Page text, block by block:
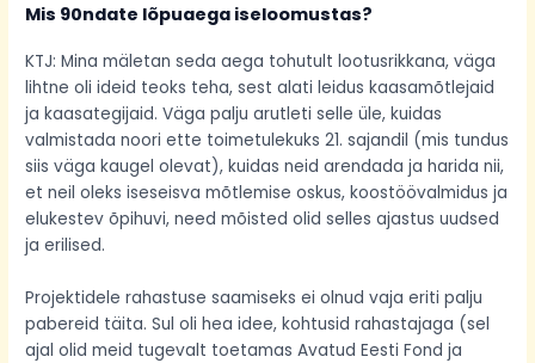
Mis 90ndate lõpuaega iseloomustas?
KTJ: Mina mäletan seda aega tohutult lootusrikkana, väga
lihtne oli ideid teoks teha, sest alati leidus kaasamõtlejaid
ja kaasategijaid. Väga palju arutleti selle üle, kuidas
valmistada noori ette toimetulekuks 21. sajandil (mis tundus
siis väga kaugel olevat), kuidas neid arendada ja harida nii,
et neil oleks iseseisva mõtlemise oskus, koostöövalmidus ja
elukestev õpihuvi, need mõisted olid selles ajastus uudsed
ja erilised.
Projektidele rahastuse saamiseks ei olnud vaja eriti palju
pabereid täita. Sul oli hea idee, kohtusid rahastajaga (sel
ajal olid meid tugevalt toetamas Avatud Eesti Fond ja